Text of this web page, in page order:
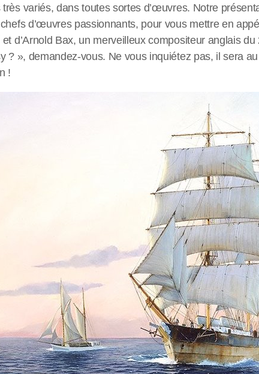
variés, dans toutes sortes d’œuvres. Notre
d’œuvres passionnants, pour vous mettre en
d’Arnold Bax, un merveilleux compositeur anglais du
? », demandez-vous. Ne vous inquiétez pas, il sera
!